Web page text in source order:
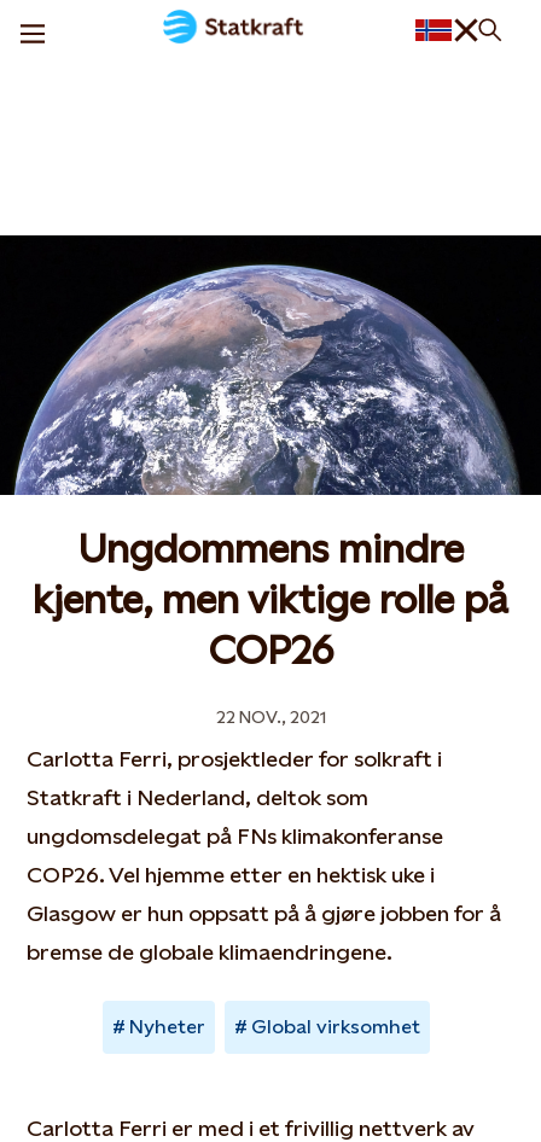
Ungdommens mindre
kjente, men viktige rolle på
COP26
22 NOV., 2021
Carlotta Ferri, prosjektleder for solkraft i
Statkraft i Nederland, deltok som
ungdomsdelegat på FNs klimakonferanse
COP26. Vel hjemme etter en hektisk uke i
Glasgow er hun oppsatt på å gjøre jobben for å
bremse de globale klimaendringene.
Nyheter Global virksomhet
Carlotta Ferri er med i et frivillig nettverk av